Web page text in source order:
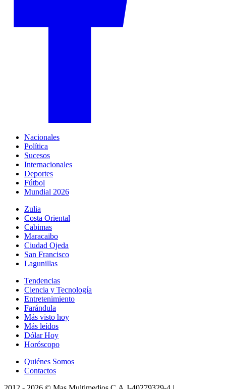
Nacionales
Política
Sucesos
Internacionales
Deportes
Fútbol
Mundial 2026
Zulia
Costa Oriental
Cabimas
Maracaibo
Ciudad Ojeda
San Francisco
Lagunillas
Tendencias
Ciencia y Tecnología
Entretenimiento
Farándula
Más visto hoy
Más leídos
Dólar Hoy
Horóscopo
Quiénes Somos
Contactos